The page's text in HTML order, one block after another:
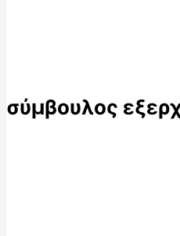
σύμβουλος